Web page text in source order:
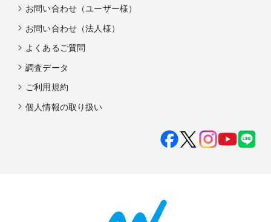
お問い合わせ（ユーザー様）
お問い合わせ（法人様）
よくあるご質問
調査データ
ご利用規約
個人情報の取り扱い